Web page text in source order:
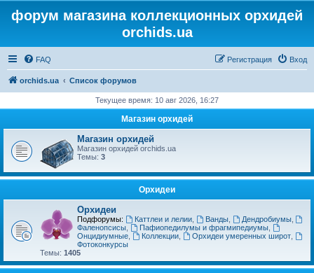
форум магазина коллекционных орхидей
orchids.ua
FAQ Вход
Регистрация
orchids.ua Список форумов
Текущее время: 10 авг 2026, 16:27
Магазин орхидей
Магазин орхидей
Магазин орхидей orchids.ua
Темы: 3
Орхидеи
Орхидеи
Подфорумы: Каттлеи и лелии, Ванды, Дендробиумы,
Фаленопсисы
Пафиопедилумы и фрагмипедиумы,
Онцидиумные
Коллекции, Орхидеи умеренных широт,
Фотоконкурсы
Темы: 1405